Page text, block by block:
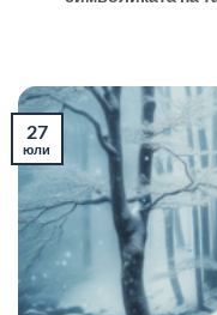
27
юли